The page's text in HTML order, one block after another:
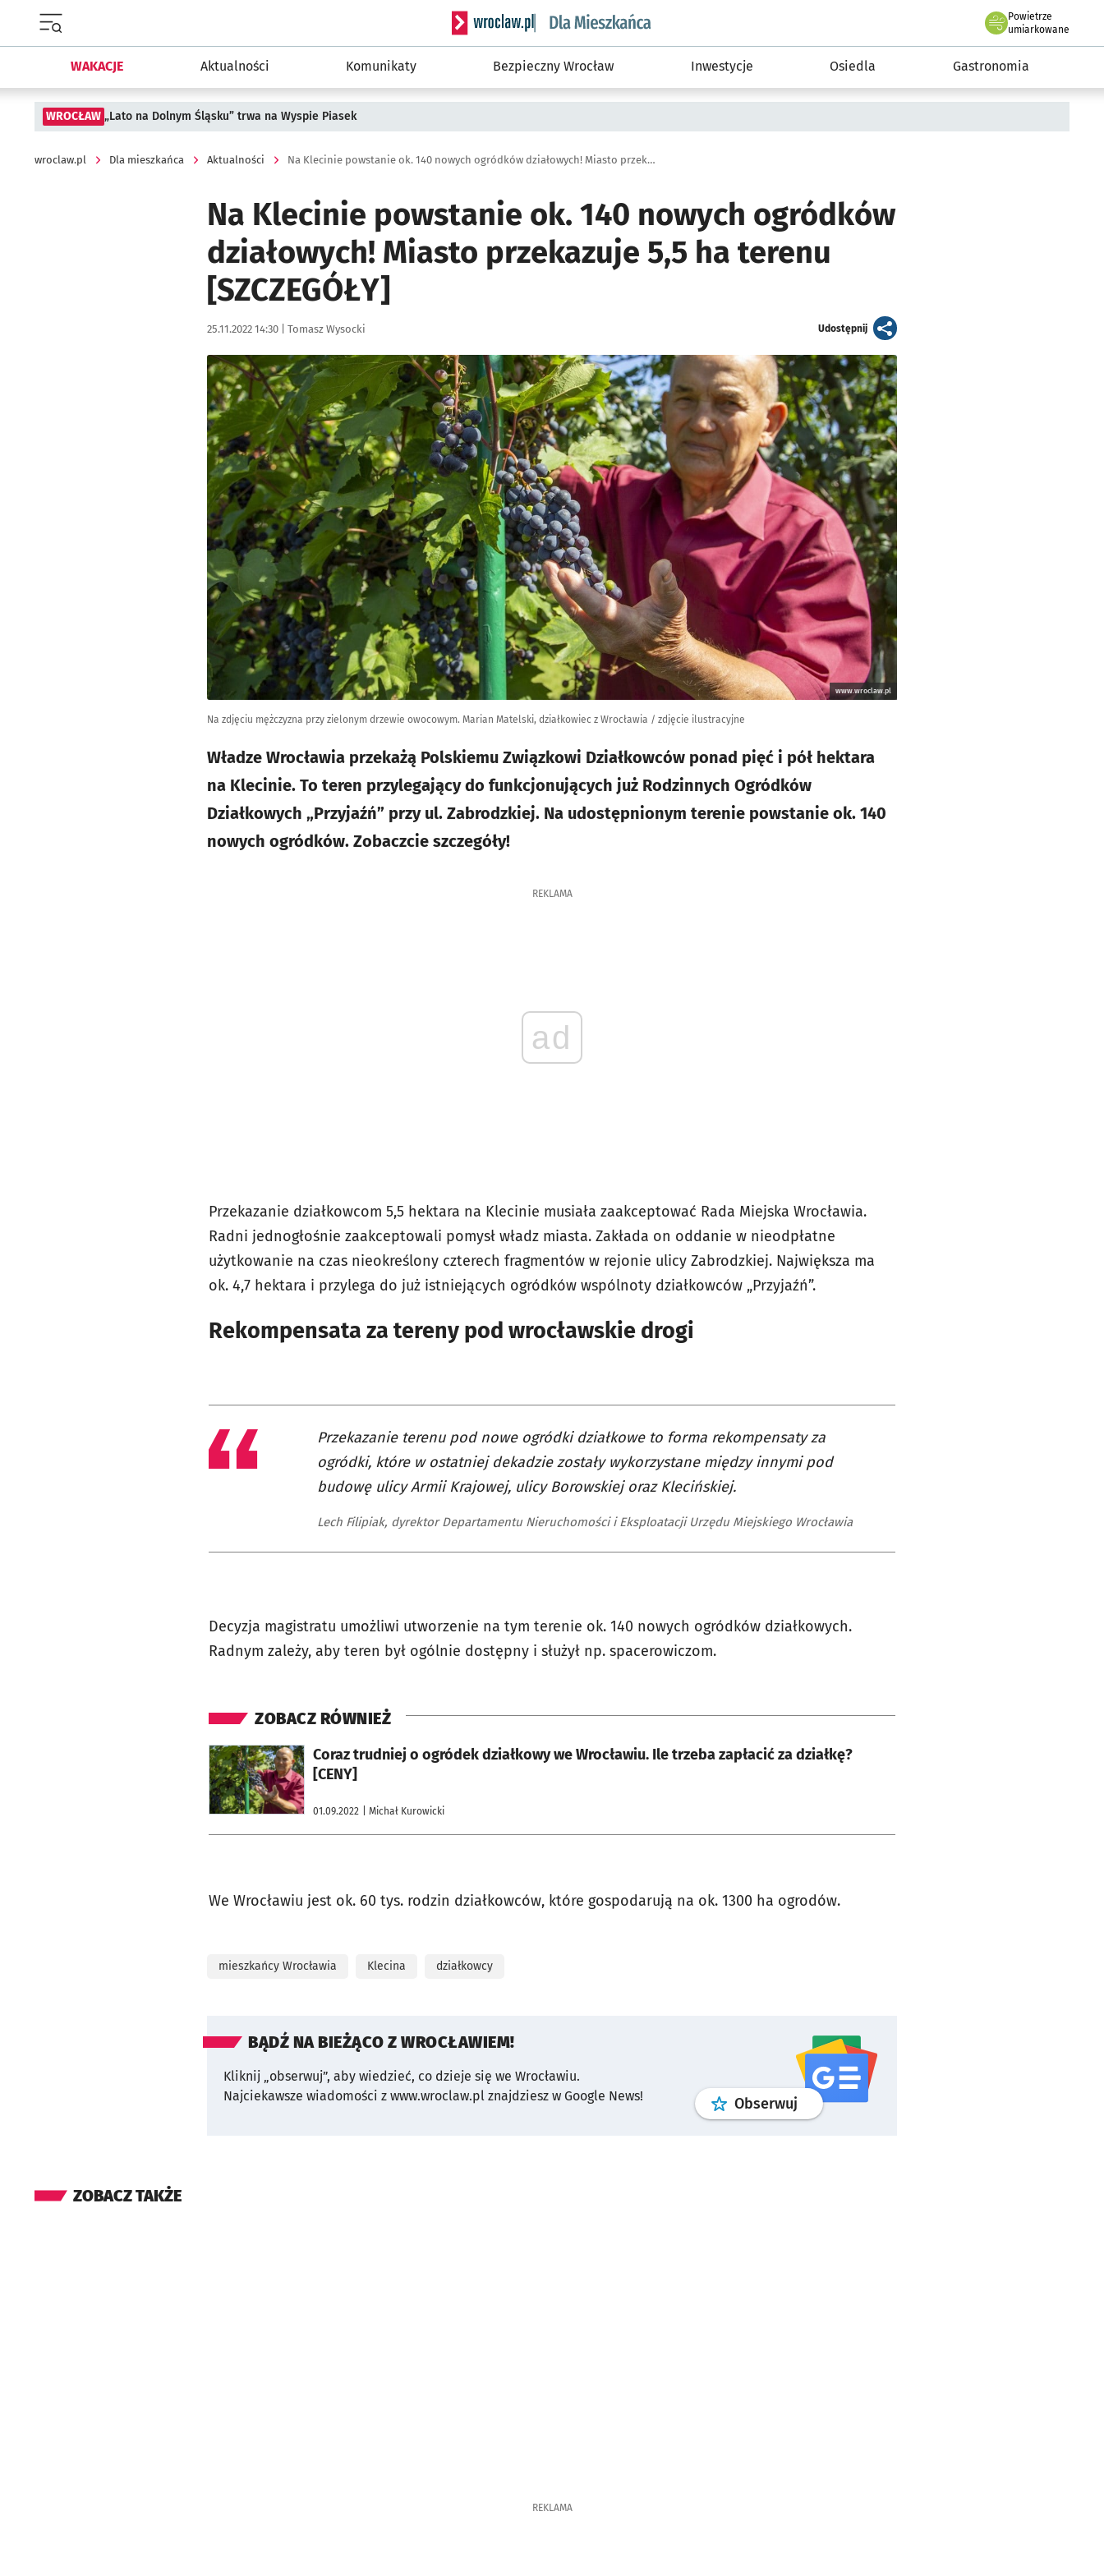
Serwis informacyjny wroclaw.pl podserwis: Dla mieszkańca
Powietrze
we Wrocławiu
umiarkowane
WAKACJE Aktualności Komunikaty Bezpieczny Wrocław Inwestycje Osiedla Gastronomia
WROCŁAW „Lato na Dolnym Śląsku” trwa na Wyspie Piasek
wroclaw.pl Dla mieszkańca Aktualności Na Klecinie powstanie ok. 140 nowych ogródków działowych! Miasto przekazuje 5,5 ha terenu [SZCZEGÓŁY]
Na Klecinie powstanie ok. 140 nowych ogródków
działowych! Miasto przekazuje 5,5 ha terenu
[SZCZEGÓŁY]
Data publikacji:
25.11.2022 14:30 | Autor:
Tomasz Wysocki Udostępnijartykuł
Kliknij, aby powiększyć
www.wroclaw.pl
Na zdjęciu mężczyzna przy zielonym drzewie owocowym. Marian Matelski, działkowiec z Wrocławia / zdjęcie ilustracyjne
Władze Wrocławia przekażą Polskiemu Związkowi Działkowców ponad pięć i pół hektara
na Klecinie. To teren przylegający do funkcjonujących już Rodzinnych Ogródków
Działkowych „Przyjaźń” przy ul. Zabrodzkiej. Na udostępnionym terenie powstanie ok. 140
nowych ogródków. Zobaczcie szczegóły!
REKLAMA
ad
Przekazanie działkowcom 5,5 hektara na Klecinie musiała zaakceptować Rada Miejska Wrocławia.
Radni jednogłośnie zaakceptowali pomysł władz miasta. Zakłada on oddanie w nieodpłatne
użytkowanie na czas nieokreślony czterech fragmentów w rejonie ulicy Zabrodzkiej. Największa ma
ok. 4,7 hektara i przylega do już istniejących ogródków wspólnoty działkowców „Przyjaźń”.
Rekompensata za tereny pod wrocławskie drogi
Przekazanie terenu pod nowe ogródki działkowe to forma rekompensaty za
ogródki, które w ostatniej dekadzie zostały wykorzystane między innymi pod
budowę ulicy Armii Krajowej, ulicy Borowskiej oraz Klecińskiej.
Lech Filipiak, dyrektor Departamentu Nieruchomości i Eksploatacji Urzędu Miejskiego Wrocławia
Decyzja magistratu umożliwi utworzenie na tym terenie ok. 140 nowych ogródków działkowych.
Radnym zależy, aby teren był ogólnie dostępny i służył np. spacerowiczom.
ZOBACZ RÓWNIEŻ
Coraz trudniej o ogródek działkowy we Wrocławiu. Ile trzeba zapłacić za działkę?
[CENY]
01.09.2022 | Michał Kurowicki
otworzy się w nowej karcie
We Wrocławiu jest ok. 60 tys. rodzin działkowców, które gospodarują na ok. 1300 ha ogrodów.
mieszkańcy Wrocławia Klecina działkowcy
BĄDŹ NA BIEŻĄCO Z WROCŁAWIEM!
Kliknij „obserwuj”, aby wiedzieć, co dzieje się we Wrocławiu.
Najciekawsze wiadomości z www.wroclaw.pl znajdziesz w Google News!
Obserwuj profilgoogle news
ZOBACZ TAKŻE
REKLAMA